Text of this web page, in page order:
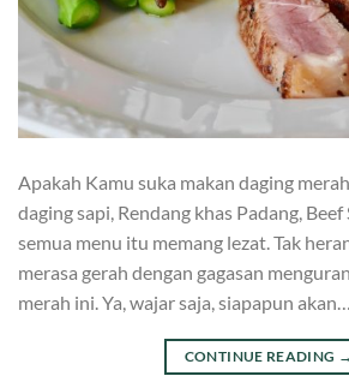
Apakah Kamu suka makan daging
daging sapi, Rendang khas Padang,
semua menu itu memang lezat. Tak
merasa gerah dengan gagasan
merah ini. Ya, wajar saja, siapapun akan…
CONTINUE READING →